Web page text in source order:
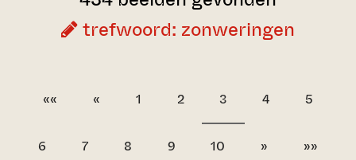
trefwoord: zonweringen
«« « 1 2 3 4 5
6 7 8 9 10 » »»